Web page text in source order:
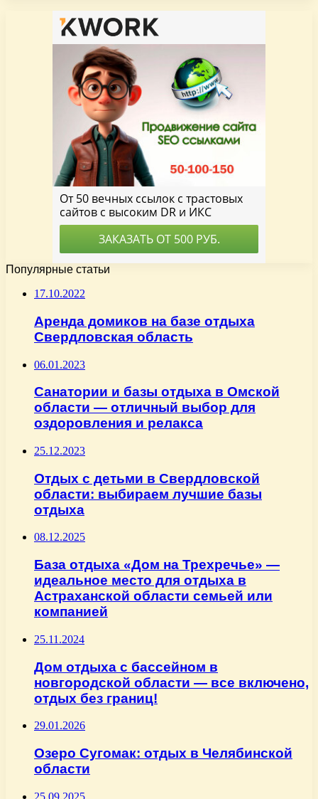
Популярные статьи
17.10.2022
Аренда домиков на базе отдыха
Свердловская область
06.01.2023
Санатории и базы отдыха в Омской
области — отличный выбор для
оздоровления и релакса
25.12.2023
Отдых с детьми в Свердловской
области: выбираем лучшие базы
отдыха
08.12.2025
База отдыха «Дом на Трехречье» —
идеальное место для отдыха в
Астраханской области семьей или
компанией
25.11.2024
Дом отдыха с бассейном в
новгородской области — все включено,
отдых без границ!
29.01.2026
Озеро Сугомак: отдых в Челябинской
области
25.09.2025